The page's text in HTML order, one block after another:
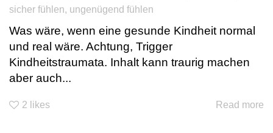
sicher fühlen, ungenügend fühlen
Was wäre, wenn eine gesunde Kindheit normal
und real wäre. Achtung, Trigger
Kindheitstraumata. Inhalt kann traurig machen
aber auch...
2 likes Read more